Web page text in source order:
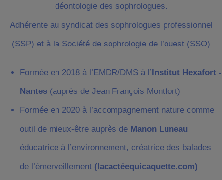
déontologie des sophrologues.
Adhérente au syndicat des sophrologues professionnel
(SSP) et à la Société de sophrologie de l’ouest (SSO)
Formée en 2018 à l’EMDR/DMS à l’Institut Hexafort -
Nantes (auprès de Jean François Montfort)
Formée en 2020 à l’accompagnement nature comme
outil de mieux-être auprès de Manon Luneau
éducatrice à l’environnement, créatrice des balades
de l’émerveillement (lacactéequicaquette.com)